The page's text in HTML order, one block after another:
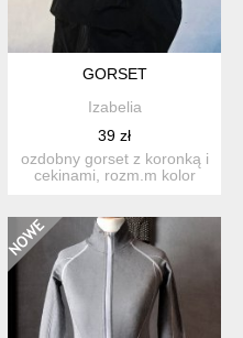
GORSET
Izabelia
39 zł
ozdobny gorset z koronką i
cekinami, rozm.m kolor